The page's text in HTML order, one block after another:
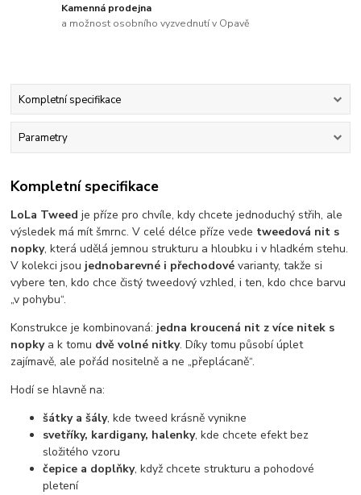
Kamenná prodejna
a možnost osobního vyzvednutí v Opavě
Kompletní specifikace
Parametry
Kompletní specifikace
LoLa Tweed je příze pro chvíle, kdy chcete jednoduchý střih, ale
výsledek má mít šmrnc. V celé délce příze vede tweedová nit s
nopky, která udělá jemnou strukturu a hloubku i v hladkém stehu.
V kolekci jsou jednobarevné i přechodové varianty, takže si
vybere ten, kdo chce čistý tweedový vzhled, i ten, kdo chce barvu
„v pohybu“.
Konstrukce je kombinovaná: jedna kroucená nit z více nitek s
nopkya k tomu dvě volné nitky. Díky tomu působí úplet
zajímavě, ale pořád nositelně a ne „přeplácaně“.
Hodí se hlavně na:
šátky a šály, kde tweed krásně vynikne
svetříky, kardigany, halenky, kde chcete efekt bez
složitého vzoru
čepice a doplňky, když chcete strukturu a pohodové
pletení